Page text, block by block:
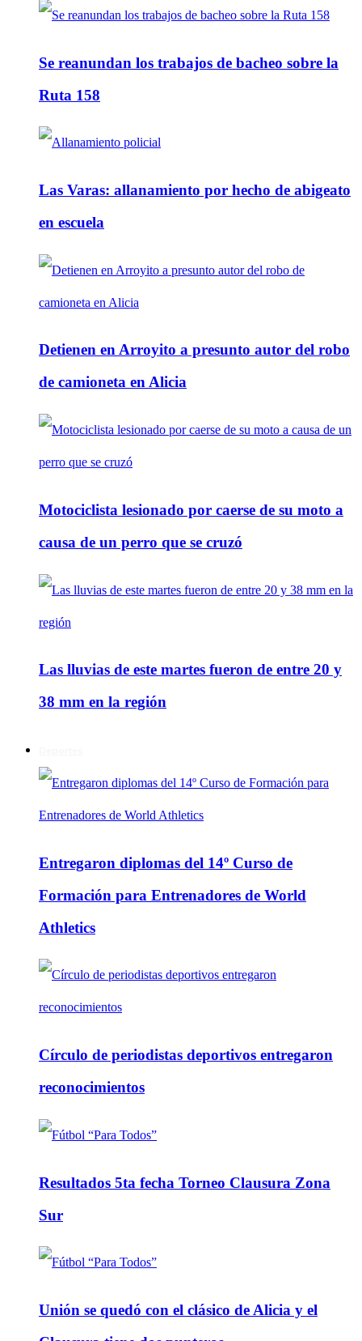
Se reanundan los trabajos de bacheo sobre la
Ruta 158
Las Varas: allanamiento por hecho de abigeato
en escuela
Detienen en Arroyito a presunto autor del robo
de camioneta en Alicia
Motociclista lesionado por caerse de su moto a
causa de un perro que se cruzó
Las lluvias de este martes fueron de entre 20 y
38 mm en la región
Entregaron diplomas del 14º Curso de
Formación para Entrenadores de World
Athletics
Círculo de periodistas deportivos entregaron
reconocimientos
Resultados 5ta fecha Torneo Clausura Zona
Sur
Unión se quedó con el clásico de Alicia y el